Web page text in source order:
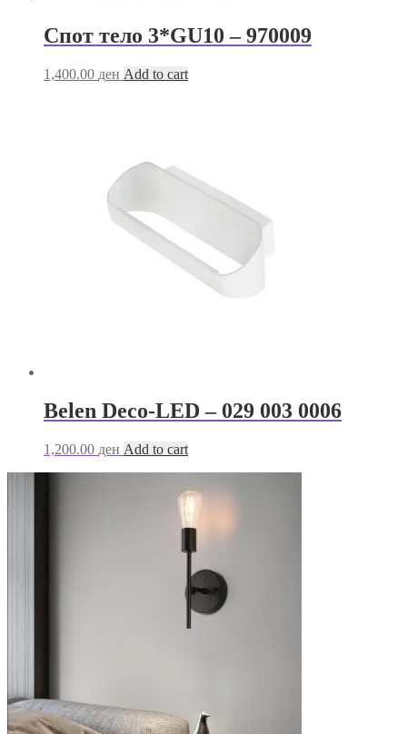
Спот тело 3*GU10 – 970009
1,400.00 ден Add to cart
Belen Deco-LED – 029 003 0006
1,200.00 ден Add to cart